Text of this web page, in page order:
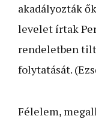
akadályozták
levelet írtak
rendeletben
folytatását.
Félelem,